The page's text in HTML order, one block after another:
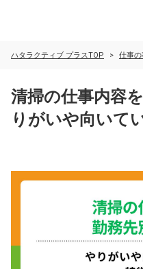
ハタラクティブ プラスTOP 仕事
清掃の仕事内容
りがいや向いて